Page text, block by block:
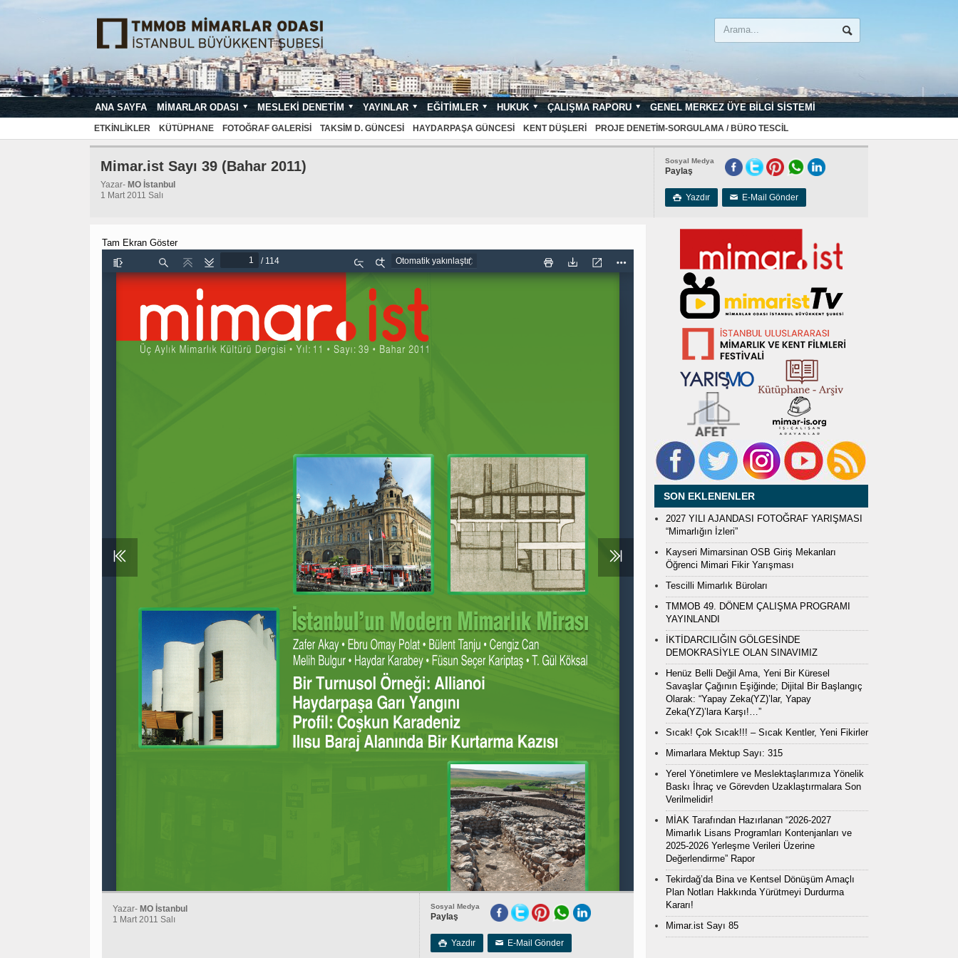
ANA SAYFA MIMARLAR ODASI MESLEKI DENETIM YAYINLAR EĞITIMLER HUKUK ÇALIŞMA RAPORU GENEL MERKEZ ÜYE BILGI SISTEMI
ETKINLIKLER KÜTÜPHANE FOTOĞRAF GALERISI TAKSIM D. GÜNCESI HAYDARPAŞA GÜNCESI KENT DÜŞLERI PROJE DENETIM-SORGULAMA / BÜRO TESCIL
Sosyal Medya
Paylaş
 Yazdır ✉ E-Mail Gönder
Mimar.ist Sayı 39 (Bahar 2011)
Yazar- MO İstanbul
1 Mart 2011 Salı
Tam Ekran Göster
Sosyal Medya
Paylaş
 Yazdır ✉ E-Mail Gönder
Yazar- MO İstanbul
1 Mart 2011 Salı
SON EKLENENLER
2027 YILI AJANDASI FOTOĞRAF YARIŞMASI
“Mimarlığın İzleri”
Kayseri Mimarsinan OSB Giriş Mekanları
Öğrenci Mimari Fikir Yarışması
Tescilli Mimarlık Büroları
TMMOB 49. DÖNEM ÇALIŞMA PROGRAMI
YAYINLANDI
İKTİDARCILIĞIN GÖLGESİNDE
DEMOKRASİYLE OLAN SINAVIMIZ
Henüz Belli Değil Ama, Yeni Bir Küresel
Savaşlar Çağının Eşiğinde; Dijital Bir Başlangıç
Olarak: “Yapay Zeka(YZ)’lar, Yapay
Zeka(YZ)’lara Karşı!…”
Sıcak! Çok Sıcak!!! – Sıcak Kentler, Yeni Fikirler
Mimarlara Mektup Sayı: 315
Yerel Yönetimlere ve Meslektaşlarımıza Yönelik
Baskı İhraç ve Görevden Uzaklaştırmalara Son
Verilmelidir!
MİAK Tarafından Hazırlanan “2026-2027
Mimarlık Lisans Programları Kontenjanları ve
2025-2026 Yerleşme Verileri Üzerine
Değerlendirme” Rapor
Tekirdağ’da Bina ve Kentsel Dönüşüm Amaçlı
Plan Notları Hakkında Yürütmeyi Durdurma
Kararı!
Mimar.ist Sayı 85